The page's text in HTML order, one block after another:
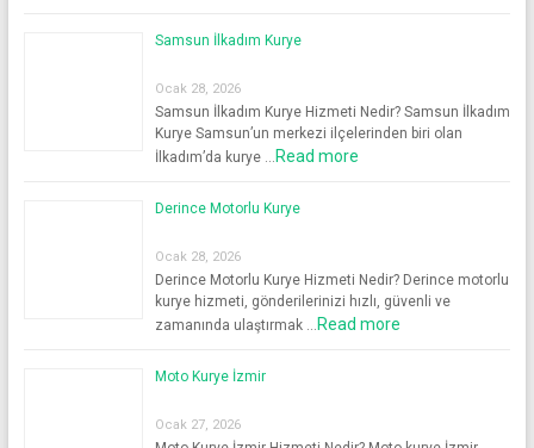
Samsun İlkadım Kurye
Ocak 28, 2026
Samsun İlkadım Kurye Hizmeti Nedir? Samsun İlkadım
Kurye Samsun’un merkezi ilçelerinden biri olan
İlkadım’da kurye … Read more
Derince Motorlu Kurye
Ocak 28, 2026
Derince Motorlu Kurye Hizmeti Nedir? Derince motorlu
kurye hizmeti, gönderilerinizi hızlı, güvenli ve
zamanında ulaştırmak … Read more
Moto Kurye İzmir
Ocak 27, 2026